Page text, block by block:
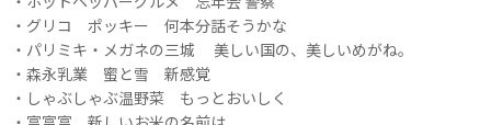
・グリコ ポッキー 何本分話そうかな
・パリミキ・メガネの三城 美しい国の、美しいめがね。
・森永乳業 蜜と雪 新感覚
・しゃぶしゃぶ温野菜 もっとおいしく